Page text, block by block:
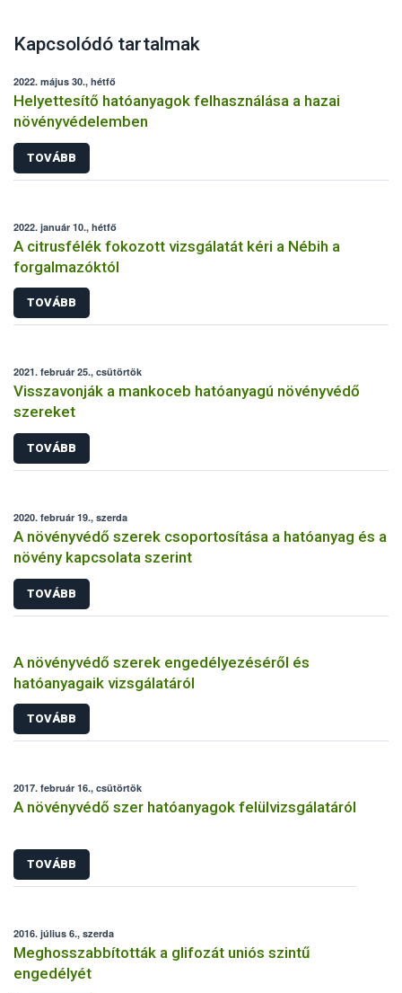
Kapcsolódó tartalmak
2022. május 30., hétfő
Helyettesítő hatóanyagok felhasználása a hazai
növényvédelemben
TOVÁBB
2022. január 10., hétfő
A citrusfélék fokozott vizsgálatát kéri a Nébih a
forgalmazóktól
TOVÁBB
2021. február 25., csütörtök
Visszavonják a mankoceb hatóanyagú növényvédő
szereket
TOVÁBB
2020. február 19., szerda
A növényvédő szerek csoportosítása a hatóanyag és a
növény kapcsolata szerint
TOVÁBB
A növényvédő szerek engedélyezéséről és
hatóanyagaik vizsgálatáról
TOVÁBB
2017. február 16., csütörtök
A növényvédő szer hatóanyagok felülvizsgálatáról
TOVÁBB
2016. július 6., szerda
Meghosszabbították a glifozát uniós szintű
engedélyét